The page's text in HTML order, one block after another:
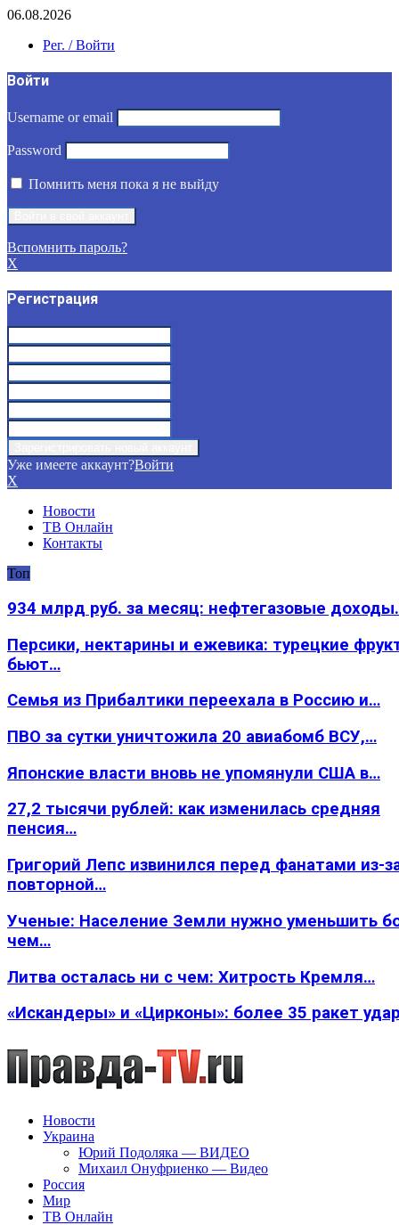
06.08.2026
Рег. / Войти
Войти
Username or email
Password
Помнить меня пока я не выйду
Вспомнить пароль?
X
Регистрация
Уже имеете аккаунт?Войти
X
Новости
ТВ Онлайн
Контакты
Топ
934 млрд руб. за месяц: нефтегазовые
Персики, нектарины и ежевика: турецкие
бьют…
Семья из Прибалтики переехала в Россию и…
ПВО за сутки уничтожила 20 авиабомб ВСУ,…
Японские власти вновь не упомянули США в…
27,2 тысячи рублей: как изменилась средняя
пенсия…
Григорий Лепс извинился перед фанатами из-
повторной…
Ученые: Население Земли нужно уменьшить
чем…
Литва осталась ни с чем: Хитрость Кремля…
«Искандеры» и «Цирконы»: более 35 ракет
Новости
Украина
Юрий Подоляка — ВИДЕО
Михаил Онуфриенко — Видео
Россия
Мир
ТВ Онлайн